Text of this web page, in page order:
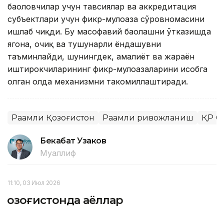
баҳоловчилар учун тавсиялар ва аккредитация
субъектлари учун фикр-мулоҳаза сўровномасини
ишлаб чиқди. Бу масофавий баҳолашни ўтказишда
ягона, очиқ ва тушунарли ёндашувни
таъминлайди, шунингдек, амалиёт ва жараён
иштирокчиларининг фикр-мулоҳазаларини ҳисобга
олган ҳолда механизмни такомиллаштиради.
Рақамли Қозоғистон Рақамли ривожланиш ҚР
Бекабат Узаков
Муаллиф
11:10, 03 Июл 2026
Қозоғистонда аёллар